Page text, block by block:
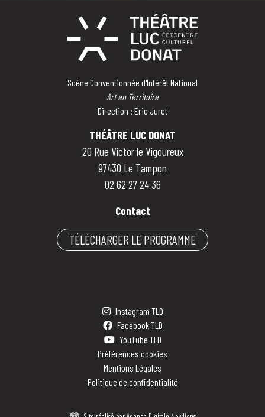
Scène Conventionnée d'Intérêt National
Art en Territoire
Direction : Eric Juret
THÉÂTRE LUC DONAT
20 Rue Victor le Vigoureux
97430 Le Tampon
02 62 27 24 36
Contact
TÉLÉCHARGER LE PROGRAMME
Instagram TLD
Facebook TLD
YouTube TLD
Préférences cookies
Mentions Légales
Politique de confidentialité